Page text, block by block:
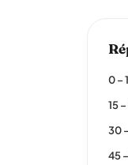
0 –
15
30
45